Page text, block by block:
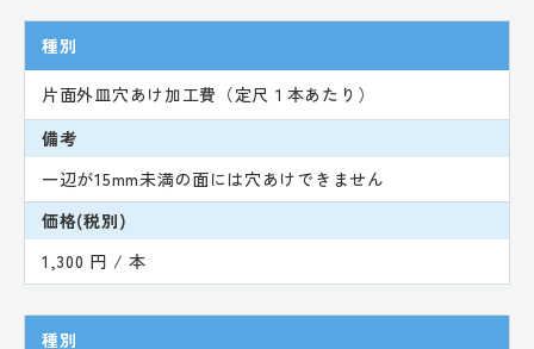
種別
片面外皿穴あけ加工費（定尺１本あたり）
備考
一辺が15mm未満の面には穴あけできません
価格(税別)
1,300 円 / 本
種別